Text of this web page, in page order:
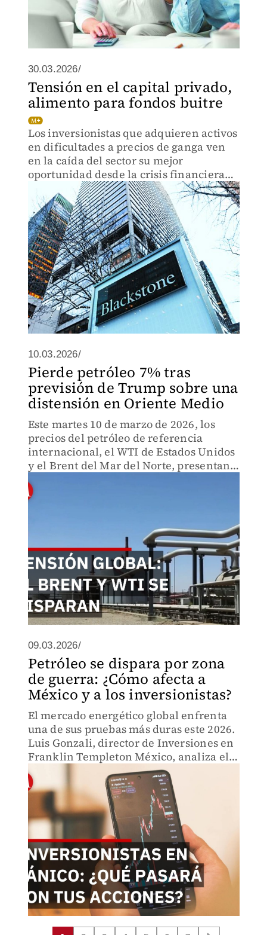
30.03.2026/
Tensión en el capital privado,
alimento para fondos buitre
Los inversionistas que adquieren activos
en dificultades a precios de ganga ven
en la caída del sector su mejor
oportunidad desde la crisis financiera
10.03.2026/
Pierde petróleo 7% tras
previsión de Trump sobre una
distensión en Oriente Medio
Este martes 10 de marzo de 2026, los
precios del petróleo de referencia
internacional, el WTI de Estados Unidos
y el Brent del Mar del Norte, presentan
fluctuaciones significativas debido a los
factores geopolíticos de la actualidad.
09.03.2026/
Petróleo se dispara por zona
de guerra: ¿Cómo afecta a
México y a los inversionistas?
El mercado energético global enfrenta
una de sus pruebas más duras este 2026.
Luis Gonzali, director de Inversiones en
Franklin Templeton México, analiza el
bloqueo de facto en el Estrecho de
Ormuz.